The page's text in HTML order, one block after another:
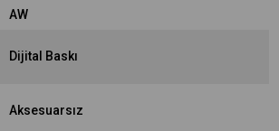
AW
Dijital Baskı
Aksesuarsız